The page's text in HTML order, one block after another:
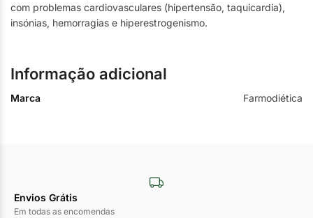
com problemas cardiovasculares (hipertensão, taquicardia),
insónias, hemorragias e hiperestrogenismo.
Informação adicional
Marca Farmodiética
Envios Grátis
Em todas as encomendas